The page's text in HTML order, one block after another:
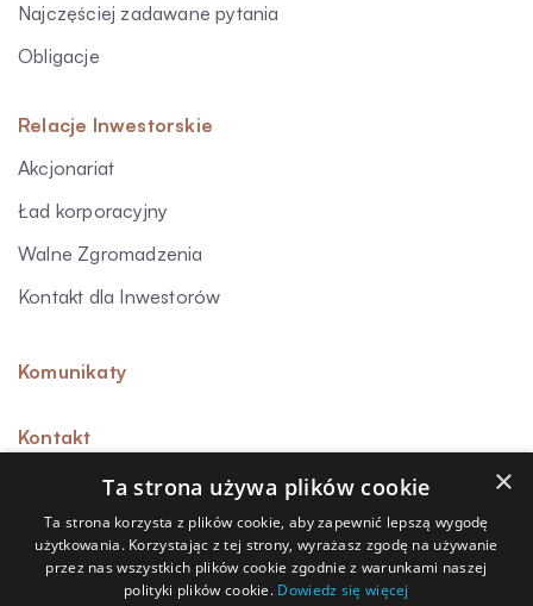
Najczęściej zadawane pytania
Obligacje
Relacje Inwestorskie
Akcjonariat
Ład korporacyjny
Walne Zgromadzenia
Kontakt dla Inwestorów
Komunikaty
Kontakt
Sygnalista
Polityka prywatności
×
Ta strona używa plików cookie
Ta strona korzysta z plików cookie, aby zapewnić lepszą wygodę
użytkowania. Korzystając z tej strony, wyrażasz zgodę na używanie
przez nas wszystkich plików cookie zgodnie z warunkami naszej
polityki plików cookie. Dowiedz się więcej